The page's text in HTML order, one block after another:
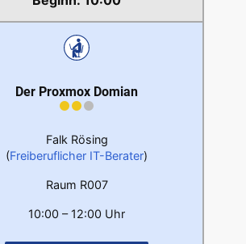
Der Proxmox Domian
Falk Rösing
(Freiberuflicher IT-Berater)
Raum R007
10:00 – 12:00 Uhr